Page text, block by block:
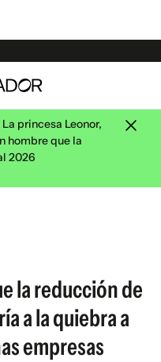
La princesa Leonor,
hombre que la
2026
la reducción de
a la quiebra a
empresas